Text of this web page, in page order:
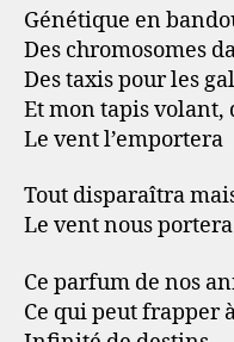
Génétique en
Des chromosomes
Des taxis pour les
Et mon tapis volant,
Le vent l’emportera
Tout disparaîtra
Le vent nous portera
Ce parfum de nos
Ce qui peut frapper